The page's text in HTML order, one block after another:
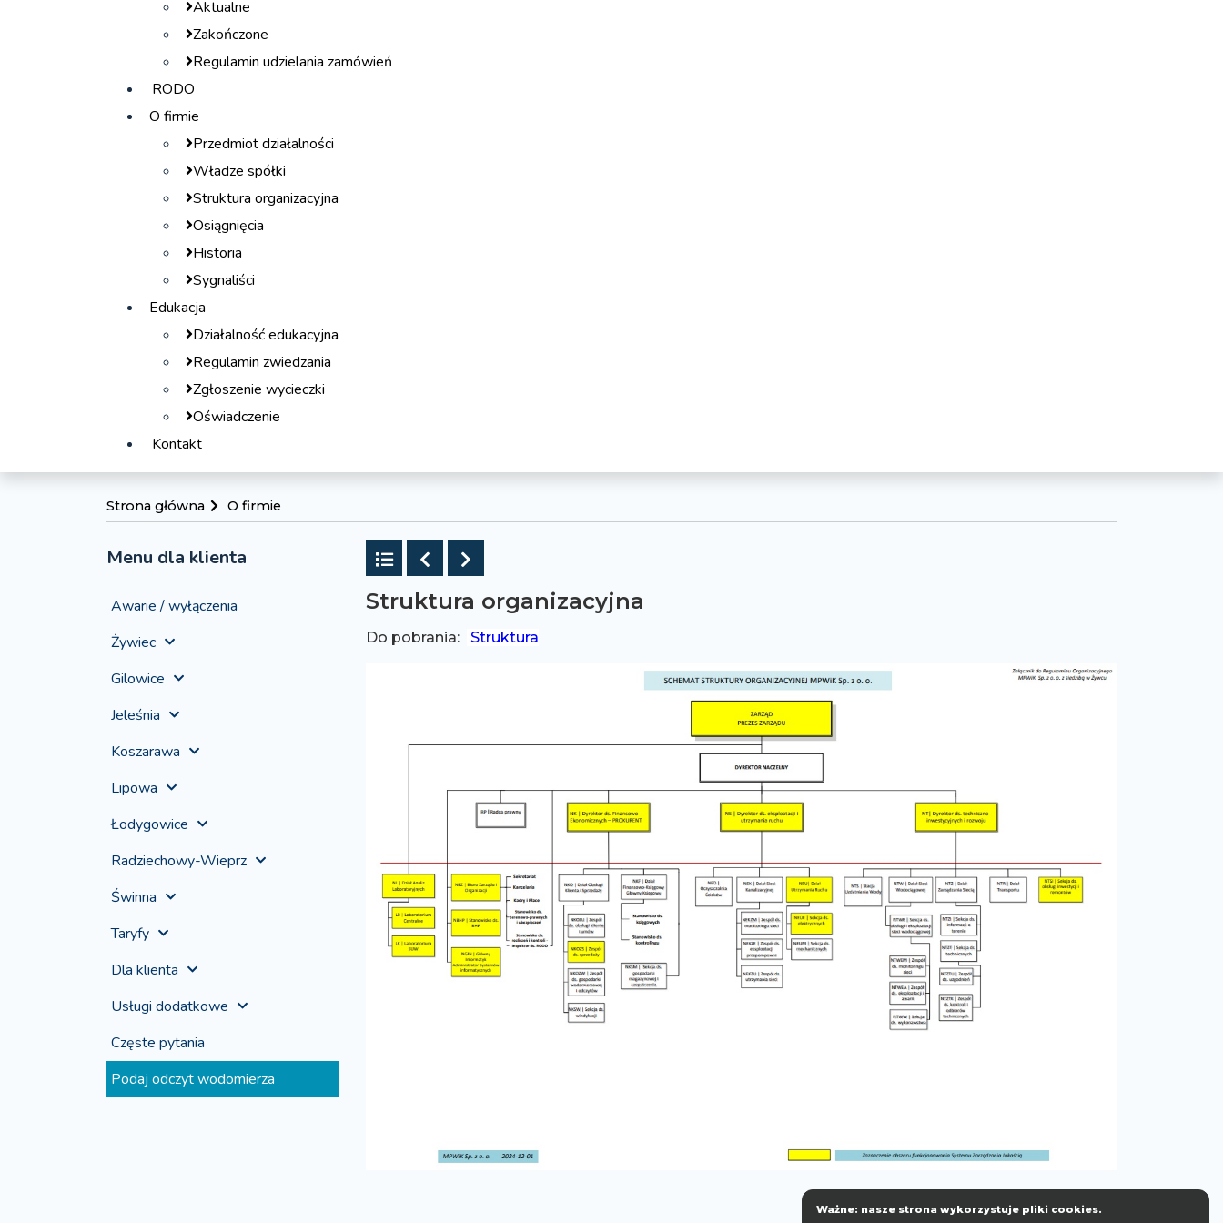
Aktualne
Zakończone
Regulamin udzielania zamówień
RODO
O firmie
Przedmiot działalności
Władze spółki
Struktura organizacyjna
Osiągnięcia
Historia
Sygnaliści
Edukacja
Działalność edukacyjna
Regulamin zwiedzania
Zgłoszenie wycieczki
Oświadczenie
Kontakt
Strona główna O firmie
Menu dla klienta
Awarie / wyłączenia
Żywiec
Gilowice
Jeleśnia
Koszarawa
Lipowa
Łodygowice
Radziechowy-Wieprz
Świnna
Taryfy
Dla klienta
Usługi dodatkowe
Częste pytania
Podaj odczyt wodomierza
Powrót do listy
Poprzedni
Struktura organizacyjna
Do pobrania: Struktura
Ważne: nasze strona wykorzystuje pliki cookies.